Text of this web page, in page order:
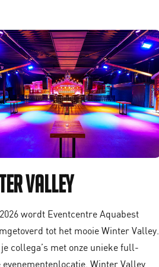
Valley
wordt Eventcentre Aquabest
tot het mooie Winter Valley.
collega’s met onze unieke full-
evenementenlocatie. Winter Valley